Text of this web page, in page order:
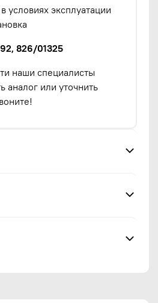
условиях эксплуатации
826/01325
наши специалисты
аналог или уточнить